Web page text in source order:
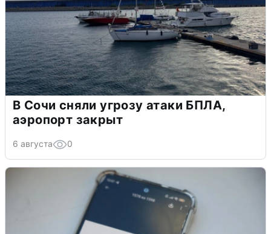
В Сочи сняли угрозу атаки БПЛА,
аэропорт закрыт
6 августа 0